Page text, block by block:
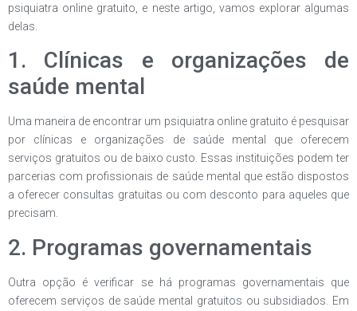
psiquiatra online gratuito, e neste artigo, vamos explorar algumas
delas.
1. Clínicas e organizações de
saúde mental
Uma maneira de encontrar um psiquiatra online gratuito é pesquisar
por clínicas e organizações de saúde mental que oferecem
serviços gratuitos ou de baixo custo. Essas instituições podem ter
parcerias com profissionais de saúde mental que estão dispostos
a oferecer consultas gratuitas ou com desconto para aqueles que
precisam.
2. Programas governamentais
Outra opção é verificar se há programas governamentais que
oferecem serviços de saúde mental gratuitos ou subsidiados. Em